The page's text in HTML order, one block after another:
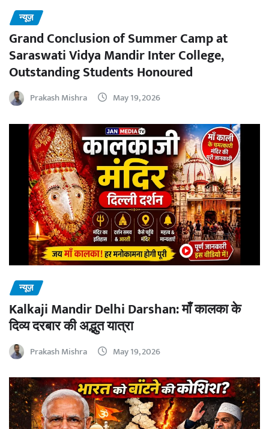
न्यूज़
Grand Conclusion of Summer Camp at
Saraswati Vidya Mandir Inter College,
Outstanding Students Honoured
Prakash Mishra May 19, 2026
न्यूज़
Kalkaji Mandir Delhi Darshan: माँ कालका के
दिव्य दरबार की अद्भुत यात्रा
Prakash Mishra May 19, 2026